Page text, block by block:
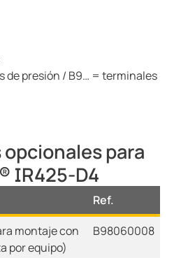
de presión / B9… = terminales
para
IR425-D4
Ref.
montaje con
por equipo)
B98060008